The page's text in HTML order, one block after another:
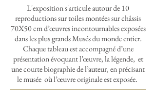
L'exposition s'articule autour de 10
reproductions sur toiles montées sur châssis
70X50 cm d’œuvres incontournables exposées
dans les plus grands Musés du monde entier.
Chaque tableau est accompagné d’une
présentation évoquant l’œuvre, la légende, et
une courte biographie de l’auteur, en précisant
le musée où l’œuvre originale est exposée.